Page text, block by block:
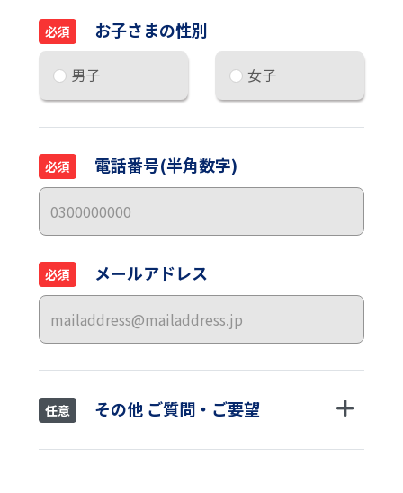
必須 お子さまの性別
男子 女子
必須 電話番号(半角数字)
必須 メールアドレス
任意 その他 ご質問・ご要望